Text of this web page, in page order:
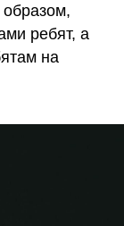
ребят, а
на